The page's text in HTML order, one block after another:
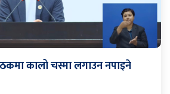
कालो चस्मा लगाउन नपाइने